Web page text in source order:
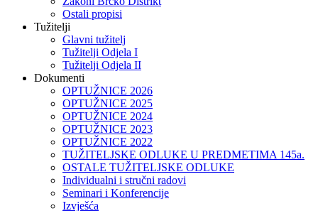
Ostali propisi
Tužitelji
Glavni tužitelj
Tužitelji Odjela I
Tužitelji Odjela II
Dokumenti
OPTUŽNICE 2026
OPTUŽNICE 2025
OPTUŽNICE 2024
OPTUŽNICE 2023
OPTUŽNICE 2022
TUŽITELJSKE ODLUKE U PREDMETIMA 145a.
OSTALE TUŽITELJSKE ODLUKE
Individualni i stručni radovi
Seminari i Konferencije
Izvješća